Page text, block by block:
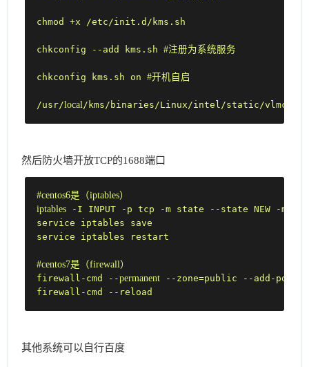
chmod +x /etc/init.d/kms.sh
chkconfig --add kms.sh #注册为系统服务
chkconfig kms.sh on #开机自启
/usr/local /kms/binaries/Linux/intel/static/
然后防火墙开放TCP的1688端口
#centos6是（iptables）
iptables -I INPUT -p tcp -m state --state NEW -m
service iptables save
service iptables restart
#centos7是（firewall）
firewall-cmd --permanent --zone=public --add-port=
firewall-cmd --reload
其他系统可以自行百度